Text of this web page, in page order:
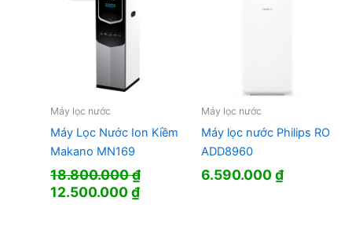
Máy lọc nước
Máy Lọc Nước Ion Kiềm
Makano MN169
18.800.000₫
Giá
12.500.000₫Giá
Máy lọc nước
Máy lọc nước Philips RO
ADD8960
6.590.000₫